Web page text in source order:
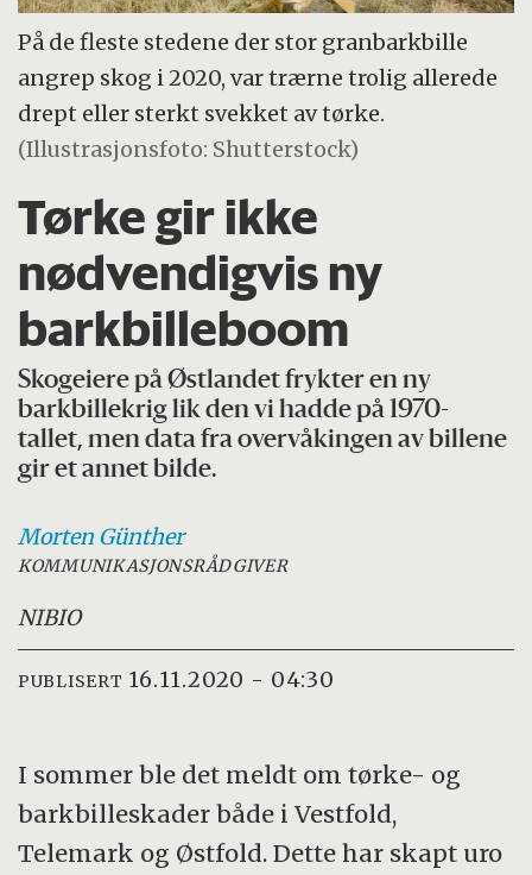
På de fleste stedene der stor granbarkbille
angrep skog i 2020, var trærne trolig allerede
drept eller sterkt svekket av tørke.
(Illustrasjonsfoto: Shutterstock)
Tørke gir ikke
nødvendigvis ny
barkbilleboom
Skogeiere på Østlandet frykter en ny
barkbillekrig lik den vi hadde på 1970-
tallet, men data fra overvåkingen av billene
gir et annet bilde.
Morten Günther
KOMMUNIKASJONSRÅDGIVER
NIBIO
PUBLISERT 16.11.2020 - 04:30
I sommer ble det meldt om tørke- og
barkbilleskader både i Vestfold,
Telemark og Østfold. Dette har skapt uro